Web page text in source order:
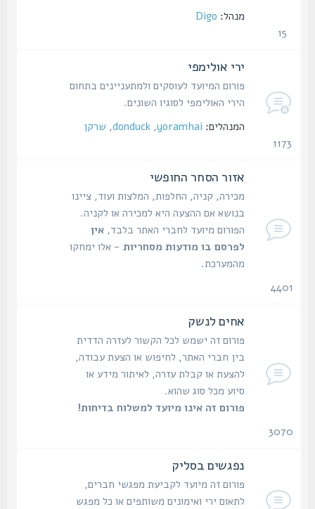
מנהל: Digo
ירי אולימפי
פורום המיועד לעוסקים ולמתעניינים בתחום
הירי האולימפי לסוגיו השונים.
המנהלים: yoramhai
,
donduck
,שרקן
אזור הסחר החופשי
מכירה, קניה, החלפות, המלצות ועוד, ציינו
בנושא אם ההצעה היא למכירה או לקניה.
הפורום מיועד לחברי האתר בלבד,אין
לפרסם בו מודעות מסחריות- אלו ימחקו
מהמערכת.
אחים לנשק
פורום זה ישמש לכל הקשור לעזרה הדדית
בין חברי האתר, לחיפוש או הצעת עבודה,
להצעת או קבלת עזרה, לאיתור מידע או
סיוע מכל סוג שהוא.
פורום זה אינו מיועד למשלוח בדיחות!
3070
נפגשים בסליק
פורום זה מיועד לקביעת מפגשי חברים,
לתאום ירי ואימונים משותפים או כל מפגש